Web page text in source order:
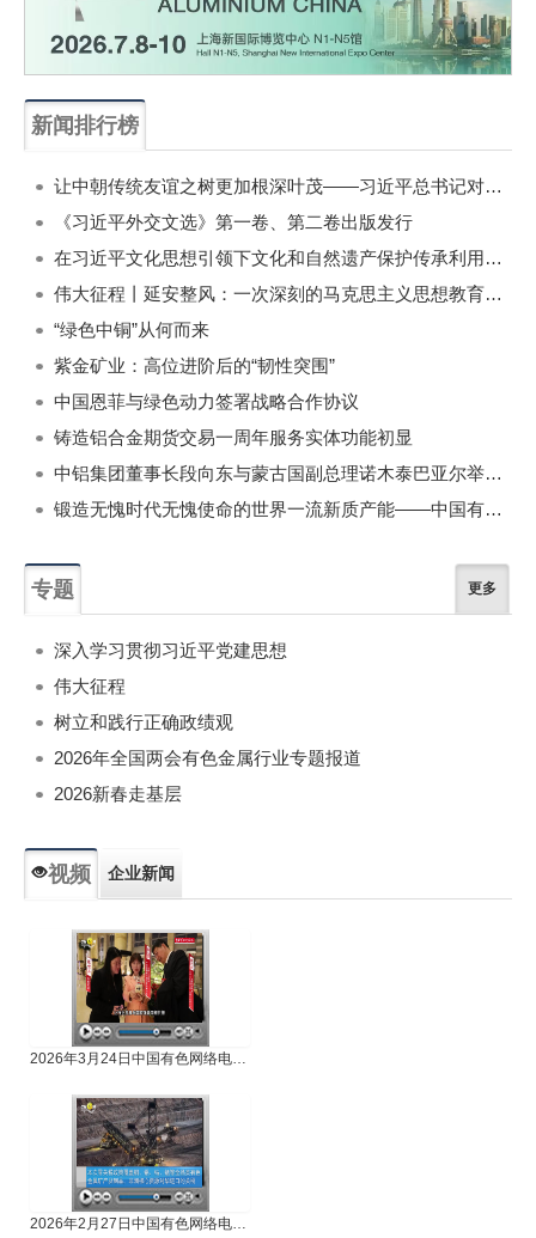
新闻排行榜
让中朝传统友谊之树更加根深叶茂——习近平总书记对朝鲜进行国事访问纪实
《习近平外交文选》第一卷、第二卷出版发行
在习近平文化思想引领下文化和自然遗产保护传承利用工作开创新局面
伟大征程丨延安整风：一次深刻的马克思主义思想教育运动
“绿色中铜”从何而来
紫金矿业：高位进阶后的“韧性突围”
中国恩菲与绿色动力签署战略合作协议
铸造铝合金期货交易一周年服务实体功能初显
中铝集团董事长段向东与蒙古国副总理诺木泰巴亚尔举行会谈
锻造无愧时代无愧使命的世界一流新质产能——中国有色金属工业的战略应对与破局之道（二）
专题 更多
深入学习贯彻习近平党建思想
伟大征程
树立和践行正确政绩观
2026年全国两会有色金属行业专题报道
2026新春走基层
视频 企业新闻
2026年3月24日中国有色网络电视新闻
2026年2月27日中国有色网络电视新闻